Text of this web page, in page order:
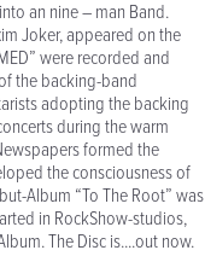
an nine – man Band.
Joker, appeared on the
were recorded and
the backing-band
adopting the backing
during the warm
formed the
the consciousness of
Album “To The Root” was
in RockShow-studios,
The Disc is....out now.